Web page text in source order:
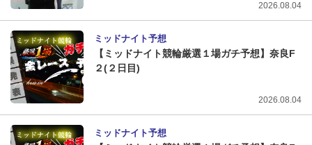
2026.08.04
ミッドナイト予想
【ミッドナイト競輪厳選１場ガチ予想】奈良F
２(２日目)
2026.08.04
ミッドナイト予想